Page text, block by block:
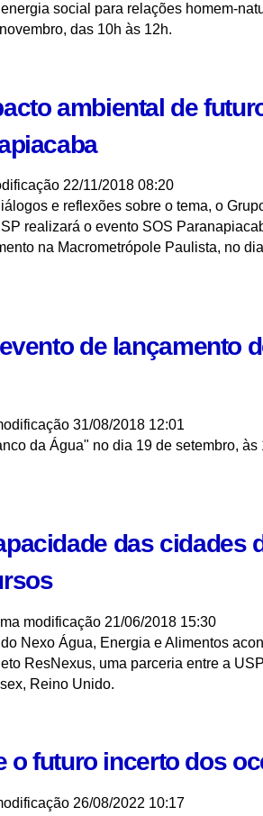
social para relações homem-
das 10h às 12h.
ambiental de
22/11/2018 08:20
e reflexões sobre o tema, o
realizará o evento SOS
na Macrometrópole Paulista, no
de lançamento
31/08/2018 12:01
da Água" no dia 19 de setembro,
das cidades
modificação 21/06/2018 15:30
Nexo Água, Energia e Alimentos
ResNexus, uma parceria entre a
Reino Unido.
o futuro incerto dos
26/08/2022 10:17